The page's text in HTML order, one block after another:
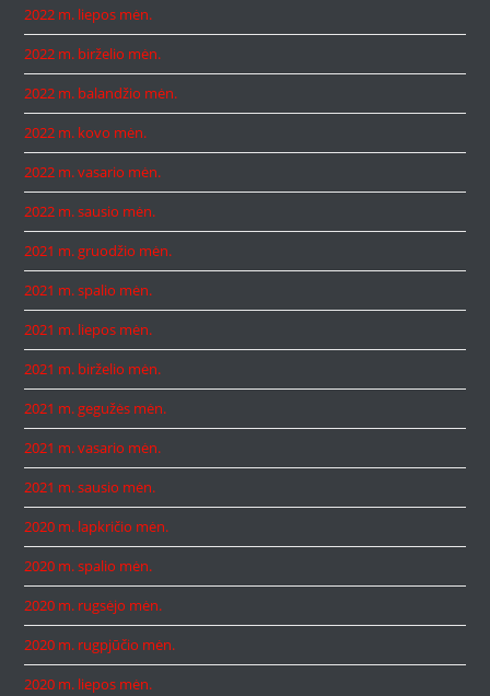
2022 m. liepos mėn.
2022 m. birželio mėn.
2022 m. balandžio mėn.
2022 m. kovo mėn.
2022 m. vasario mėn.
2022 m. sausio mėn.
2021 m. gruodžio mėn.
2021 m. spalio mėn.
2021 m. liepos mėn.
2021 m. birželio mėn.
2021 m. gegužės mėn.
2021 m. vasario mėn.
2021 m. sausio mėn.
2020 m. lapkričio mėn.
2020 m. spalio mėn.
2020 m. rugsėjo mėn.
2020 m. rugpjūčio mėn.
2020 m. liepos mėn.